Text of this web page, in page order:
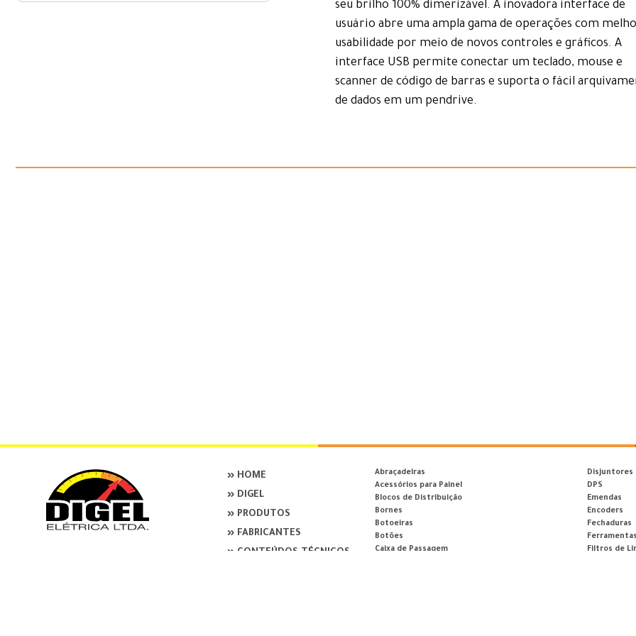
seu brilho 100% dimerizável. A inovadora interface de
usuário abre uma ampla gama de operações com
usabilidade por meio de novos controles e gráficos. A
interface USB permite conectar um teclado, mouse e
scanner de código de barras e suporta o fácil
de dados em um pendrive.
» HOME
» DIGEL
» PRODUTOS
» FABRICANTES
» CONTEÚDOS TÉCNICOS
Abraçadeiras
Acessórios para Painel
Blocos de Distribuição
Bornes
Botoeiras
Botões
Caixa de Passagem
Disjuntores
DPS
Emendas
Encoders
Fechaduras
Ferramentas
Filtros de